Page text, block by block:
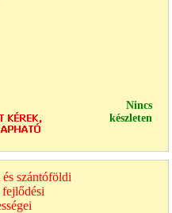
Nincs
készleten
szántóföldi